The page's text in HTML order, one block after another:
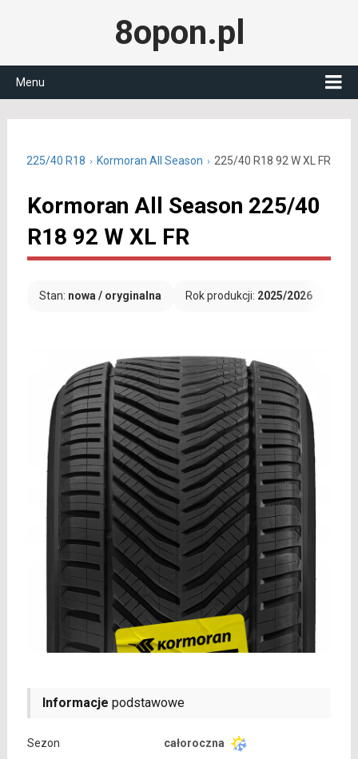
8opon.pl
Menu
225/40 R18 Kormoran All Season 225/40 R18 92 W XL FR
Kormoran All Season 225/40
R18 92 W XL FR
Stan: nowa / oryginalna Rok produkcji: 2025/2026
Informacje podstawowe
Sezon
całoroczna